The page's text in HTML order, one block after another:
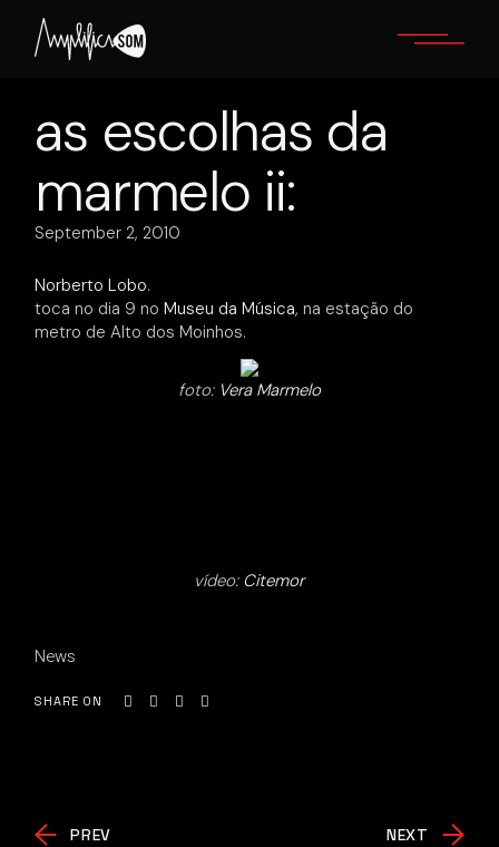
content
as escolhas da
marmelo ii:
September 2, 2010
Norberto Lobo.
toca no dia 9 noMuseu da Música, na estação do
metro de Alto dos Moinhos.
foto: Vera Marmelo
vídeo: Citemor
News
SHARE ON
PREV NEXT